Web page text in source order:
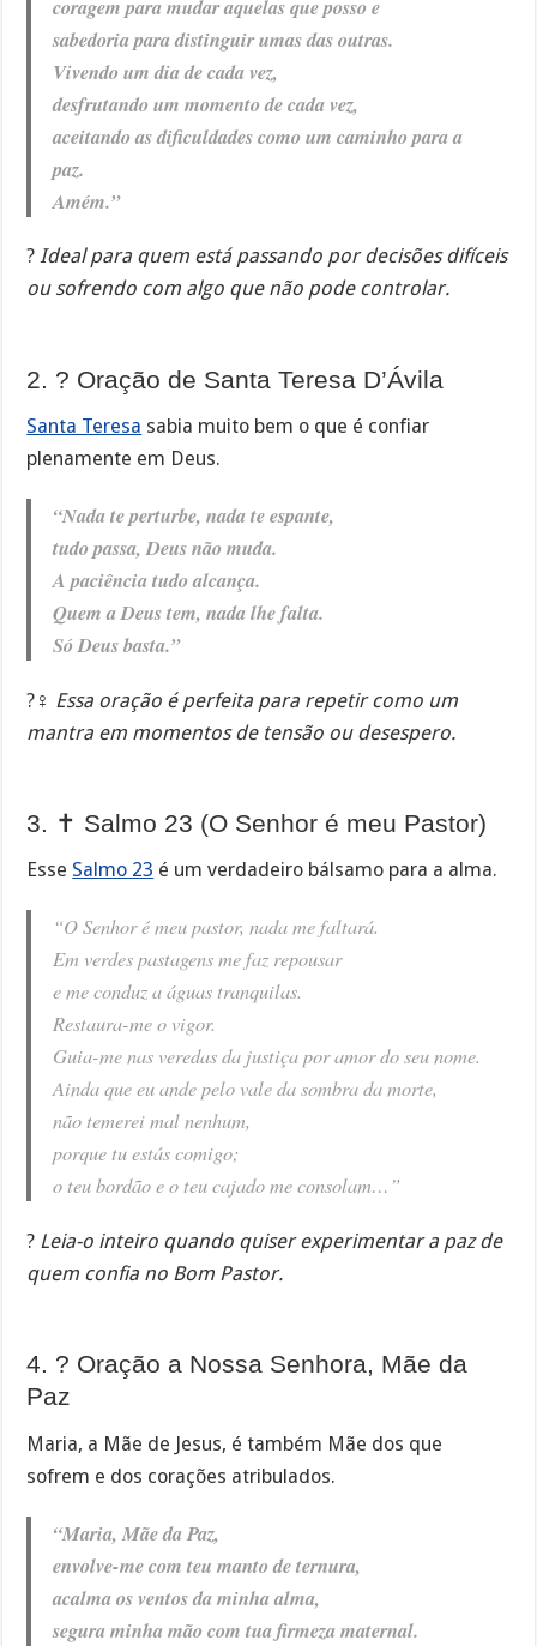
coragem para mudar aquelas que posso e
sabedoria para distinguir umas das outras.
Vivendo um dia de cada vez,
desfrutando um momento de cada vez,
aceitando as dificuldades como um caminho para a
paz.
Amém.”
?Ideal para quem está passando por decisões difíceis
ou sofrendo com algo que não pode controlar.
2. ?️ Oração de Santa Teresa D’Ávila
Santa Teresa sabia muito bem o que é confiar
plenamente em Deus.
“Nada te perturbe, nada te espante,
tudo passa, Deus não muda.
A paciência tudo alcança.
Quem a Deus tem, nada lhe falta.
Só Deus basta.”
?‍♀️ Essa oração é perfeita para repetir como um
mantra em momentos de tensão ou desespero.
3. ✝️ Salmo 23 (O Senhor é meu Pastor)
Esse Salmo 23 é um verdadeiro bálsamo para a alma.
“O Senhor é meu pastor, nada me faltará.
Em verdes pastagens me faz repousar
e me conduz a águas tranquilas.
Restaura-me o vigor.
Guia-me nas veredas da justiça por amor do seu nome.
Ainda que eu ande pelo vale da sombra da morte,
não temerei mal nenhum,
porque tu estás comigo;
o teu bordão e o teu cajado me consolam…”
? Leia-o inteiro quando quiser experimentar a paz de
quem confia no Bom Pastor.
4. ? Oração a Nossa Senhora, Mãe da
Paz
Maria, a Mãe de Jesus, é também Mãe dos que
sofrem e dos corações atribulados.
“Maria, Mãe da Paz,
envolve-me com teu manto de ternura,
acalma os ventos da minha alma,
segura minha mão com tua firmeza maternal.